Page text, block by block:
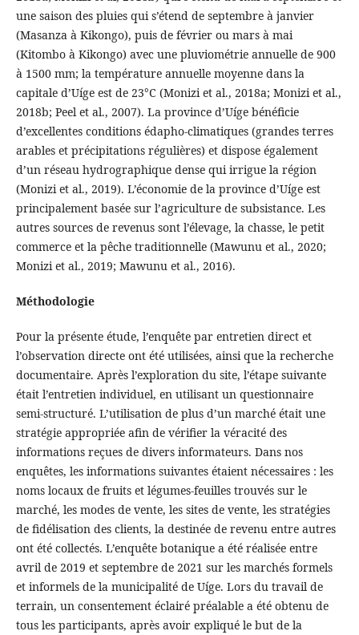
une saison des pluies qui s’étend de septembre à janvier
(Masanza à Kikongo), puis de février ou mars à mai
(Kitombo à Kikongo) avec une pluviométrie annuelle de 900
à 1500 mm; la température annuelle moyenne dans la
capitale d’Uíge est de 23°C (Monizi et al., 2018a; Monizi et al.,
2018b; Peel et al., 2007). La province d’Uíge bénéficie
d’excellentes conditions édapho-climatiques (grandes terres
arables et précipitations régulières) et dispose également
d’un réseau hydrographique dense qui irrigue la région
(Monizi et al., 2019). L’économie de la province d’Uíge est
principalement basée sur l’agriculture de subsistance. Les
autres sources de revenus sont l’élevage, la chasse, le petit
commerce et la pêche traditionnelle (Mawunu et al., 2020;
Monizi et al., 2019; Mawunu et al., 2016).
Méthodologie
Pour la présente étude, l’enquête par entretien direct et
l’observation directe ont été utilisées, ainsi que la recherche
documentaire. Après l’exploration du site, l’étape suivante
était l’entretien individuel, en utilisant un questionnaire
semi-structuré. L’utilisation de plus d’un marché était une
stratégie appropriée afin de vérifier la véracité des
informations reçues de divers informateurs. Dans nos
enquêtes, les informations suivantes étaient nécessaires : les
noms locaux de fruits et légumes-feuilles trouvés sur le
marché, les modes de vente, les sites de vente, les stratégies
de fidélisation des clients, la destinée de revenu entre autres
ont été collectés. L’enquête botanique a été réalisée entre
avril de 2019 et septembre de 2021 sur les marchés formels
et informels de la municipalité de Uíge. Lors du travail de
terrain, un consentement éclairé préalable a été obtenu de
tous les participants, après avoir expliqué le but de la